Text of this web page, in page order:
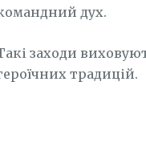
дух.
заходи
традицій.